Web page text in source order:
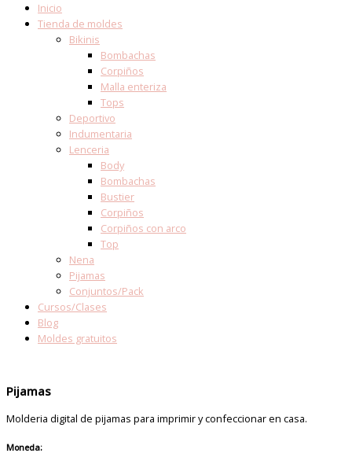
Inicio
Tienda de moldes
Bikinis
Bombachas
Corpiños
Malla enteriza
Tops
Deportivo
Indumentaria
Lenceria
Body
Bombachas
Bustier
Corpiños
Corpiños con arco
Top
Nena
Pijamas
Conjuntos/Pack
Cursos/Clases
Blog
Moldes gratuitos
Pijamas
Molderia digital de pijamas para imprimir y confeccionar en casa.
Moneda: